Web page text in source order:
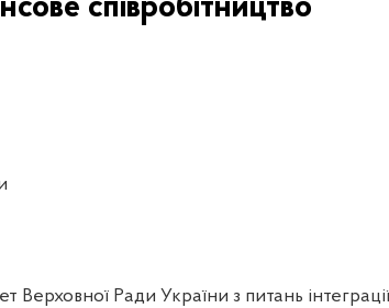
співробітництво
Верховної Ради України з питань